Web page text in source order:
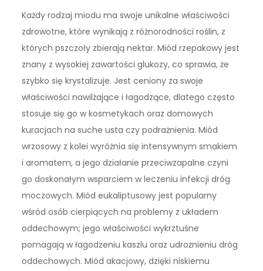
Każdy rodzaj miodu ma swoje unikalne właściwości
zdrowotne, które wynikają z różnorodności roślin, z
których pszczoły zbierają nektar. Miód rzepakowy jest
znany z wysokiej zawartości glukozy, co sprawia, że
szybko się krystalizuje. Jest ceniony za swoje
właściwości nawilżające i łagodzące, dlatego często
stosuje się go w kosmetykach oraz domowych
kuracjach na suche usta czy podrażnienia. Miód
wrzosowy z kolei wyróżnia się intensywnym smakiem
i aromatem, a jego działanie przeciwzapalne czyni
go doskonałym wsparciem w leczeniu infekcji dróg
moczowych. Miód eukaliptusowy jest popularny
wśród osób cierpiących na problemy z układem
oddechowym; jego właściwości wykrztuśne
pomagają w łagodzeniu kaszlu oraz udrożnieniu dróg
oddechowych. Miód akacjowy, dzięki niskiemu